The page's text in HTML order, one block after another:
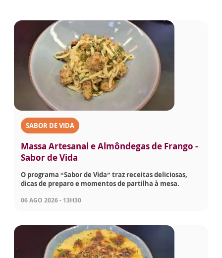
SABOR DE VIDA
Massa Artesanal e Almôndegas de Frango -
Sabor de Vida
O programa “Sabor de Vida” traz receitas deliciosas,
dicas de preparo e momentos de partilha à mesa.
06 AGO 2026 - 13H30